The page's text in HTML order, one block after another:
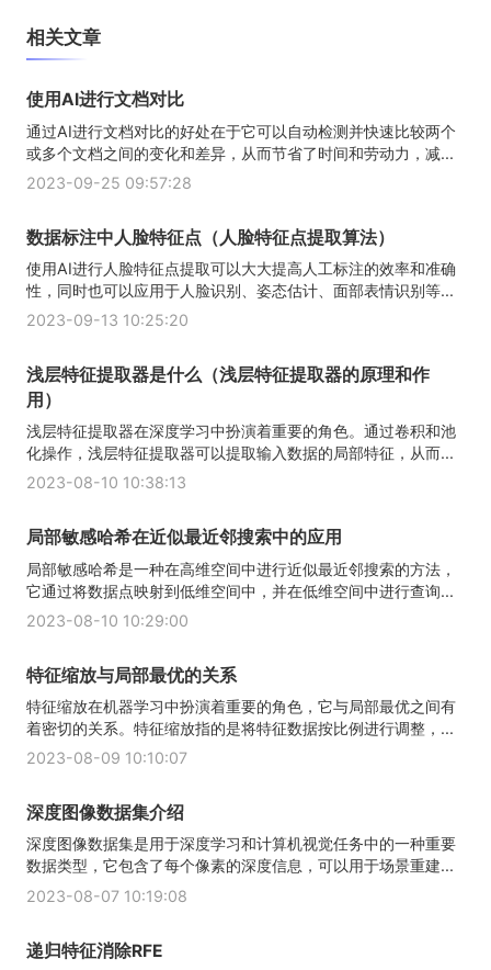
相关文章
使用AI进行文档对比
通过AI进行文档对比的好处在于它可以自动检测并快速比较两个
或多个文档之间的变化和差异，从而节省了时间和劳动力，减...
2023-09-25 09:57:28
数据标注中人脸特征点（人脸特征点提取算法）
使用AI进行人脸特征点提取可以大大提高人工标注的效率和准确
性，同时也可以应用于人脸识别、姿态估计、面部表情识别等...
2023-09-13 10:25:20
浅层特征提取器是什么（浅层特征提取器的原理和作
用）
浅层特征提取器在深度学习中扮演着重要的角色。通过卷积和池
化操作，浅层特征提取器可以提取输入数据的局部特征，从而...
2023-08-10 10:38:13
局部敏感哈希在近似最近邻搜索中的应用
局部敏感哈希是一种在高维空间中进行近似最近邻搜索的方法，
它通过将数据点映射到低维空间中，并在低维空间中进行查询...
2023-08-10 10:29:00
特征缩放与局部最优的关系
特征缩放在机器学习中扮演着重要的角色，它与局部最优之间有
着密切的关系。特征缩放指的是将特征数据按比例进行调整，...
2023-08-09 10:10:07
深度图像数据集介绍
深度图像数据集是用于深度学习和计算机视觉任务中的一种重要
数据类型，它包含了每个像素的深度信息，可以用于场景重建...
2023-08-07 10:19:08
递归特征消除RFE